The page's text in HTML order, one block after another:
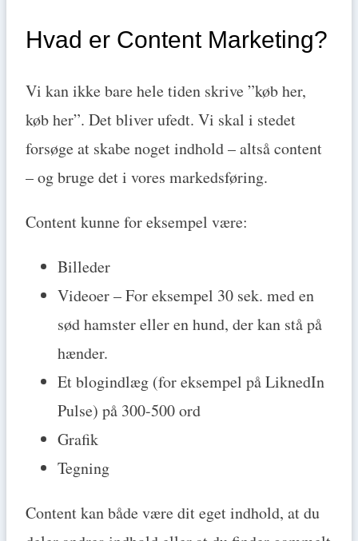
Hvad er Content Marketing?
Vi kan ikke bare hele tiden skrive ”køb her,
køb her”. Det bliver ufedt. Vi skal i stedet
forsøge at skabe noget indhold – altså content
– og bruge det i vores markedsføring.
Content kunne for eksempel være:
Billeder
Videoer – For eksempel 30 sek. med en
sød hamster eller en hund, der kan stå på
hænder.
Et blogindlæg (for eksempel på LiknedIn
Pulse) på 300-500 ord
Grafik
Tegning
Content kan både være dit eget indhold, at du